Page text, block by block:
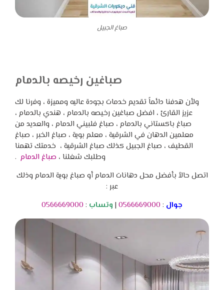
صباغ الجبيل
صباغين رخيصه بالدمام
ولأن هدفنا دائماً تقديم خدمات بجودة عاليه ومميزة ، وفرنا لك
عزيز القارئ ، افضل صباغين رخيصه بالدمام ، هندي بالدمام ،
صباغ باكستاني بالدمام ، صباغ فلبيني الدمام ، والعديد من
معلمين الدهان في الشرقية ، معلم بوية ، صباغ الخبر ، صباغ
القطيف ، صباغ الجبيل كذلك صباغ الشرقية ، خدمتك تهمنا
وطلبك شغلنا ، صباغ الدمام .
اتصل حالاً بأفضل محل دهانات الدمام أو صباغ بوية الدمام وذلك
عبر :
جوال :
0566669000
| وتساب :
0566669000